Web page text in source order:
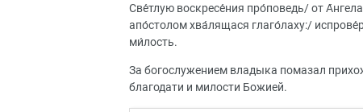
Све́тлую воскресе́ния про́поведь/ от
апо́столом хва́лящася глаго́лаху:/
ми́лость.
За богослужением владыка помазал
благодати и милости Божией.